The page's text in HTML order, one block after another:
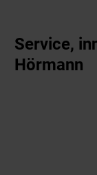
Service,
Hörmann